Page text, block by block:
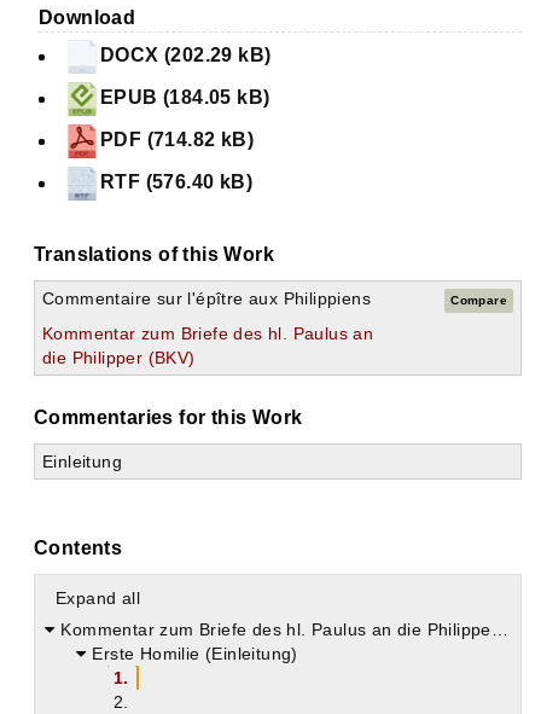
Download
DOCX (202.29 kB)
EPUB (184.05 kB)
PDF (714.82 kB)
RTF (576.40 kB)
Translations of this Work
Commentaire sur l'épître aux Philippiens Compare
Kommentar zum Briefe des hl. Paulus an
die Philipper (BKV)
Commentaries for this Work
Einleitung
Contents
Expand all
Kommentar zum Briefe des hl. Paulus an die Philipper (In epistulam ad Philippenses)
Erste Homilie (Einleitung)
1.
2.